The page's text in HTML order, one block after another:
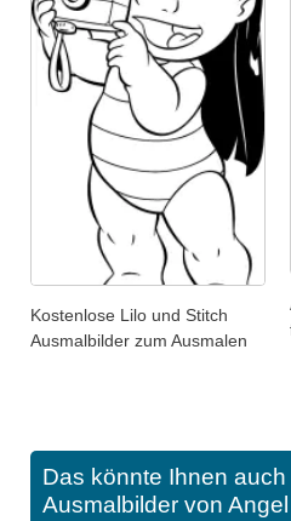
Kostenlose Lilo und Stitch
Ausmalbilder zum Ausmalen
Das könnte Ihnen auch
Ausmalbilder von